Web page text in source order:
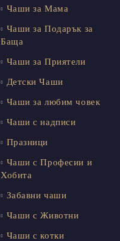
Чаши за Мама
Чаши за Подарък за
Баща
Чаши за Приятели
Детски Чаши
Чаши за любим човек
Чаши с надписи
Празници
Чаши с Професии и
Хобита
Забавни чаши
Чаши с Животни
Чаши с котки